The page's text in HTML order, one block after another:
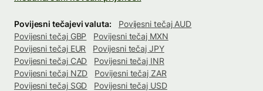
Povijesni tečajevi valuta:
Povijesni tečaj AUD
Povijesni tečaj GBP
Povijesni tečaj MXN
Povijesni tečaj EUR
Povijesni tečaj JPY
Povijesni tečaj CAD
Povijesni tečaj INR
Povijesni tečaj NZD
Povijesni tečaj ZAR
Povijesni tečaj SGD
Povijesni tečaj USD